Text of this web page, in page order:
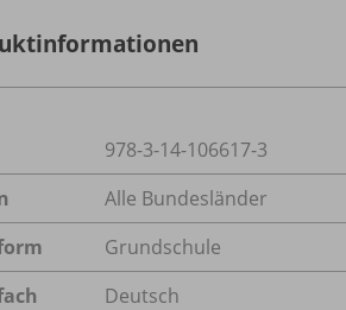
978-3-14-106617-3
Alle Bundesländer
Grundschule
Deutsch